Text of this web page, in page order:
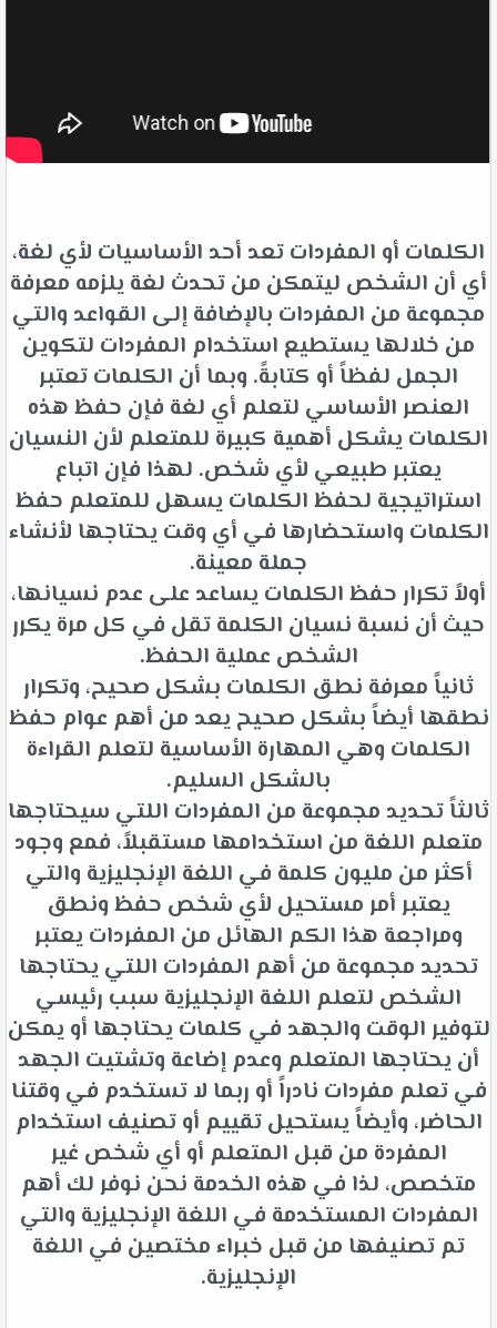
الكلمات أو المفردات تعد أحد الأساسيات لأي لغة،
أي أن الشخص ليتمكن من تحدث لغة يلزمه معرفة
مجموعة من المفردات بالإضافة إلى القواعد والتي
من خلالها يستطيع استخدام المفردات لتكوين
الجمل لفظاً أو كتابةً. وبما أن الكلمات تعتبر
العنصر الأساسي لتعلم أي لغة فإن حفظ هذه
الكلمات يشكل أهمية كبيرة للمتعلم لأن النسيان
يعتبر طبيعي لأي شخص. لهذا فإن اتباع
استراتيجية لحفظ الكلمات يسهل للمتعلم حفظ
الكلمات واستحضارها في أي وقت يحتاجها لأنشاء
جملة معينة.
أولاً تكرار حفظ الكلمات يساعد على عدم نسيانها،
حيث أن نسبة نسيان الكلمة تقل في كل مرة يكرر
الشخص عملية الحفظ.
ثانياً معرفة نطق الكلمات بشكل صحيح، وتكرار
نطقها أيضاً بشكل صحيح يعد من أهم عوام حفظ
الكلمات وهي المهارة الأساسية لتعلم القراءة
بالشكل السليم.
ثالثاً تحديد مجموعة من المفردات اللتي سيحتاجها
متعلم اللغة من استخدامها مستقبلاً، فمع وجود
أكثر من مليون كلمة في اللغة الإنجليزية والتي
يعتبر أمر مستحيل لأي شخص حفظ ونطق
ومراجعة هذا الكم الهائل من المفردات يعتبر
تحديد مجموعة من أهم المفردات اللتي يحتاجها
الشخص لتعلم اللغة الإنجليزية سبب رئيسي
لتوفير الوقت والجهد في كلمات يحتاجها أو يمكن
أن يحتاجها المتعلم وعدم إضاعة وتشتيت الجهد
في تعلم مفردات نادراً أو ربما لا تستخدم في وقتنا
الحاضر، وأيضاً يستحيل تقييم أو تصنيف استخدام
المفردة من قبل المتعلم أو أي شخص غير
متخصص، لذا في هذه الخدمة نحن نوفر لك أهم
المفردات المستخدمة في اللغة الإنجليزية والتي
تم تصنيفها من قبل خبراء مختصين في اللغة
الإنجليزية.